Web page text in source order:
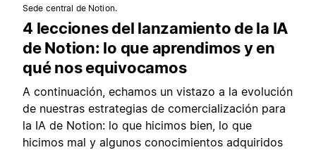
Sede central de Notion.
4 lecciones del lanzamiento de la IA
de Notion: lo que aprendimos y en
qué nos equivocamos
A continuación, echamos un vistazo a la evolución
de nuestras estrategias de comercialización para
la IA de Notion: lo que hicimos bien, lo que
hicimos mal y algunos conocimientos adquiridos